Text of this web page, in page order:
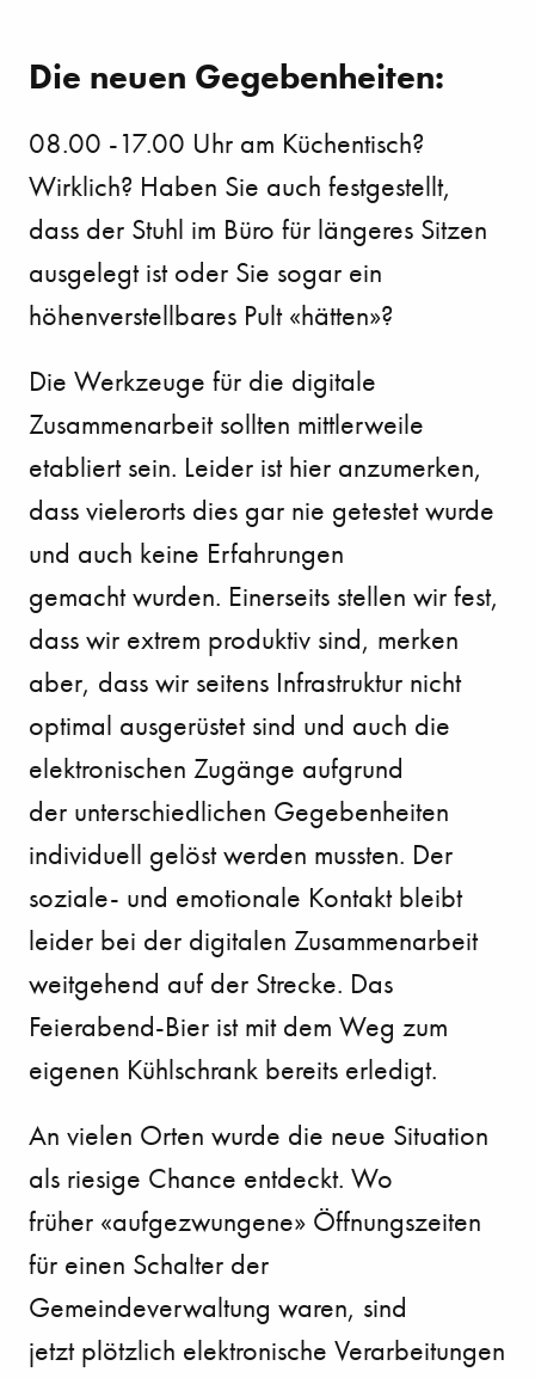
Die neuen Gegebenheiten:
08.00 -17.00 Uhr am Küchentisch?
Wirklich? Haben Sie auch festgestellt,
dass der Stuhl im Büro für längeres Sitzen
ausgelegt ist oder Sie sogar ein
höhenverstellbares Pult «hätten»?
Die Werkzeuge für die digitale
Zusammenarbeit sollten mittlerweile
etabliert sein. Leider ist hier anzumerken,
dass vielerorts dies gar nie getestet wurde
und auch keine Erfahrungen
gemachtwurden. Einerseits stellen wir fest,
dass wir extrem produktiv sind, merken
aber, dass wir seitens Infrastruktur nicht
optimal ausgerüstet sind und auch die
elektronischen Zugänge aufgrund
der unterschiedlichen Gegebenheiten
individuell gelöst werden mussten. Der
soziale- und emotionale Kontakt bleibt
leider bei der digitalen Zusammenarbeit
weitgehend auf der Strecke. Das
Feierabend-Bier ist mit dem Weg zum
eigenen Kühlschrank bereits erledigt.
An vielen Orten wurde die neue Situation
als riesige Chance entdeckt. Wo
früher «aufgezwungene» Öffnungszeiten
für einen Schalter der
Gemeindeverwaltung waren, sind
jetzt plötzlich elektronische Verarbeitungen